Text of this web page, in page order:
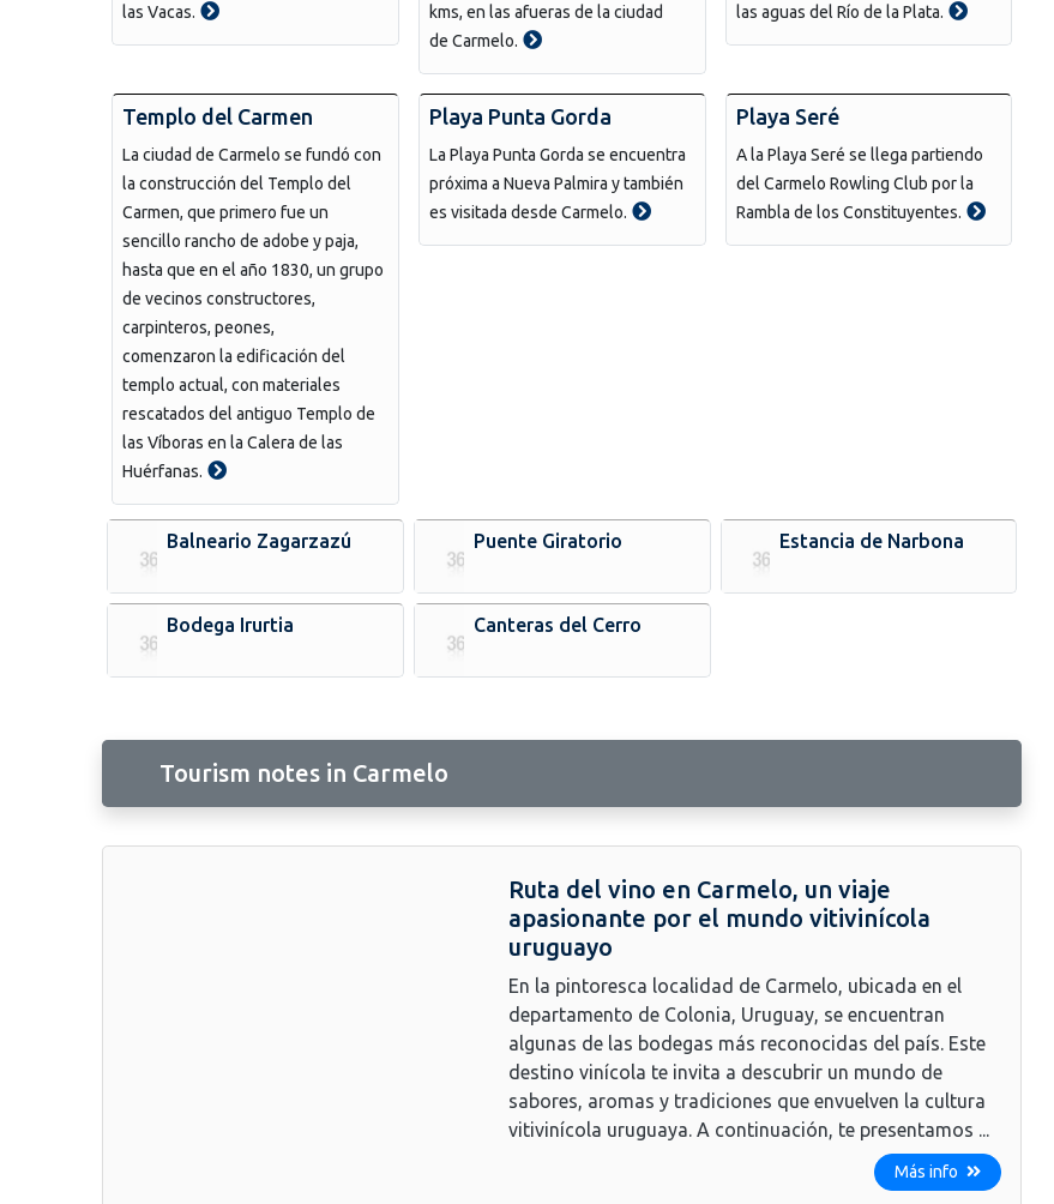
las Vacas.
kms, en las afueras de la ciudad
de Carmelo.
las aguas del Río de la Plata.
Templo del Carmen
La ciudad de Carmelo se fundó con
la construcción del Templo del
Carmen, que primero fue un
sencillo rancho de adobe y paja,
hasta que en el año 1830, un grupo
de vecinos constructores,
carpinteros, peones,
comenzaron la edificación del
templo actual, con materiales
rescatados del antiguo Templo de
las Víboras en la Calera de las
Huérfanas.
Playa Punta Gorda
La Playa Punta Gorda se encuentra
próxima a Nueva Palmira y también
es visitada desde Carmelo.
Playa Seré
A la Playa Seré se llega partiendo
del Carmelo Rowling Club por la
Rambla de los Constituyentes.
Balneario Zagarzazú Puente Giratorio Estancia de Narbona
Bodega Irurtia Canteras del Cerro
Tourism notes in Carmelo
Ruta del vino en Carmelo, un viaje
apasionante por el mundo vitivinícola
uruguayo
En la pintoresca localidad de Carmelo, ubicada en el
departamento de Colonia, Uruguay, se encuentran
algunas de las bodegas más reconocidas del país. Este
destino vinícola te invita a descubrir un mundo de
sabores, aromas y tradiciones que envuelven la cultura
vitivinícola uruguaya. A continuación, te presentamos ...
Más info